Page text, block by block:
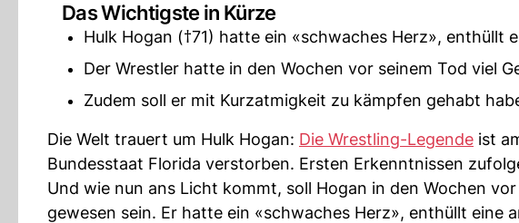
Das Wichtigste in Kürze
Hulk Hogan (†71) hatte ein «schwaches Herz», enthüllt
Der Wrestler hatte in den Wochen vor seinem Tod viel
Zudem soll er mit Kurzatmigkeit zu kämpfen gehabt
Die Welt trauert um Hulk Hogan: Die Wrestling-Legende ist
Bundesstaat Florida verstorben. Ersten Erkenntnissen
Und wie nun ans Licht kommt, soll Hogan in den Wochen vor
gewesen sein. Er hatte ein «schwaches Herz», enthüllt eine